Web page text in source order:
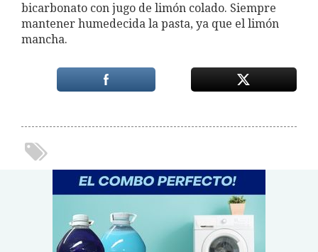
bicarbonato con jugo de limón colado. Siempre
mantener humedecida la pasta, ya que el limón
mancha.